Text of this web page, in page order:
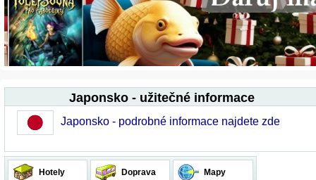
Japonsko - užitečné informace
Japonsko - podrobné informace najdete zde
Hotely Doprava Mapy